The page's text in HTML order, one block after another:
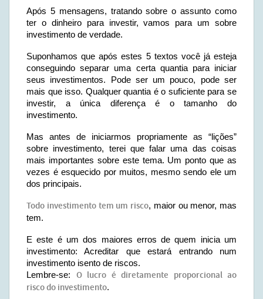
Após 5 mensagens, tratando sobre o assunto como
ter o dinheiro para investir, vamos para um sobre
investimento de verdade.
Suponhamos que após estes 5 textos você já esteja
conseguindo separar uma certa quantia para iniciar
seus investimentos. Pode ser um pouco, pode ser
mais que isso. Qualquer quantia é o suficiente para se
investir, a única diferença é o tamanho do
investimento.
Mas antes de iniciarmos propriamente as “lições”
sobre investimento, terei que falar uma das coisas
mais importantes sobre este tema. Um ponto que as
vezes é esquecido por muitos, mesmo sendo ele um
dos principais.
Todo investimento tem um risco, maior ou menor, mas
tem.
E este é um dos maiores erros de quem inicia um
investimento: Acreditar que estará entrando num
investimento isento de riscos.
Lembre-se: O lucro é diretamente proporcional ao
risco do investimento.